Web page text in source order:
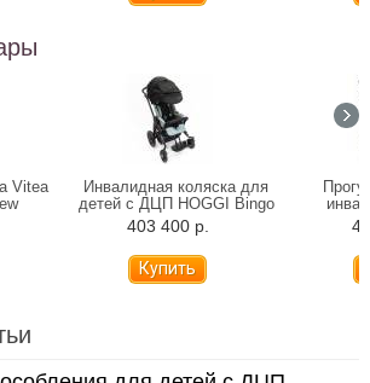
Vitea
Инвалидная коляска для
детей с ДЦП HOGGI Bingo
Evolution прогулочная
403 400 р.